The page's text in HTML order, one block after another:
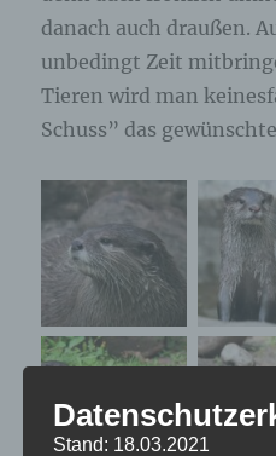
danach auch draußen.
unbedingt Zeit
Tieren wird man
Schuss” das
Stand: 18.03.2021